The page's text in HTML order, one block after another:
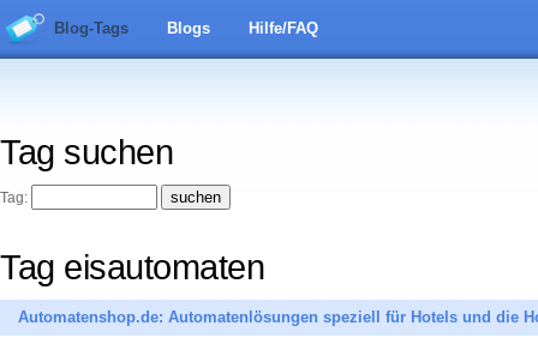
Blog-Tags Blogs Hilfe/FAQ
Tag suchen
Tag:
Tag eisautomaten
Automatenshop.de: Automatenlösungen speziell für Hotels und die